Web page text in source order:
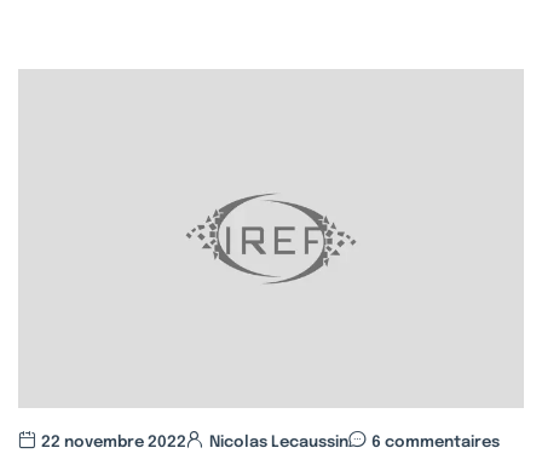
22 novembre 2022 Nicolas Lecaussin 6 commentaires